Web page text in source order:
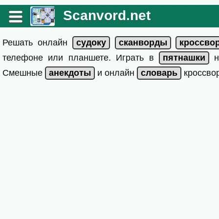
Scanvord.net
Решать онлайн
телефоне или планшете. Играть в
Смешные
и онлайн